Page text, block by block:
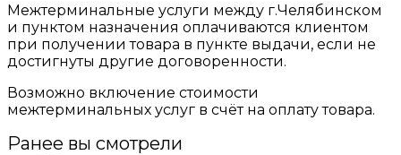
Межтерминальные услуги между г.Челябинском
и пунктом назначения оплачиваются клиентом
при получении товара в пункте выдачи, если не
достигнуты другие договоренности.
Возможно включение стоимости
межтерминальных услуг в счёт на оплату товара.
Ранее вы смотрели